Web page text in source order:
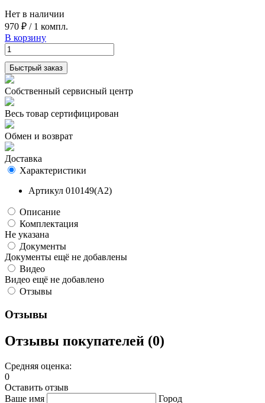
Нет в наличии
970 ₽ / 1 компл.
В корзину
Быстрый заказ
Собственный сервисный центр
Весь товар сертифицирован
Обмен и возврат
Доставка
Характеристики
Артикул 010149(A2)
Описание
Комплектация
Не указана
Документы
Документы ещё не добавлены
Видео
Видео ещё не добавлено
Отзывы
Отзывы
Отзывы покупателей (0)
Средняя оценка:
0
Оставить отзыв
Ваше имя
Город